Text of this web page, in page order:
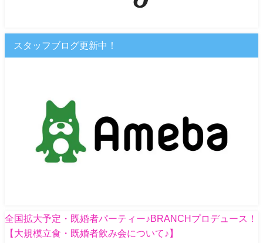
スタッフブログ更新中！
全国拡大予定・既婚者パーティー♪BRANCHプロデュース！
【大規模立食・既婚者飲み会について♪】